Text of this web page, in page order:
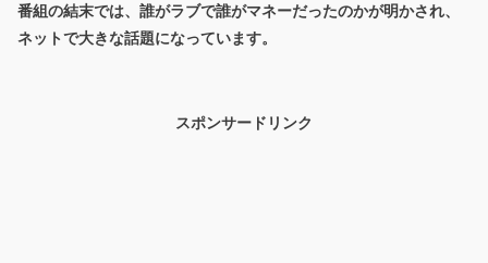
番組の結末では、誰がラブで誰がマネーだったのかが明かされ、
ネットで大きな話題になっています。
スポンサードリンク